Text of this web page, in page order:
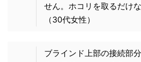
せん。ホコリを取るだけ
（30代女性）
ブラインド上部の接続部